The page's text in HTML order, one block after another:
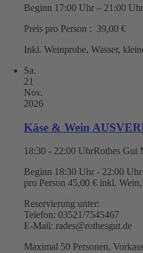
Beginn 17:00 Uhr – 21:00 Uhr
Preis pro Person : 39,00 €
Inkl. Weinprobe, Wasser,
Sa.
21
Nov.
2026
Käse & Wein
18:30 - 22:00 UhrRothes Gut
Beginn 18:30 Uhr - 22:00 Uhr
pro Person 45,00 € inkl.
Reservierung unter:
Telefon: 03521/7545467
E-Mail: rades@rothesgut.de
Maximal 50 Personen,